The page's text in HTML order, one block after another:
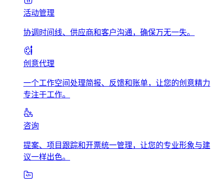
活动管理
协调时间线、供应商和客户沟通，确保万无一失。
创意代理
一个工作空间处理简报、反馈和账单，让您的创意精力
专注于工作。
咨询
提案、项目跟踪和开票统一管理，让您的专业形象与建
议一样出色。